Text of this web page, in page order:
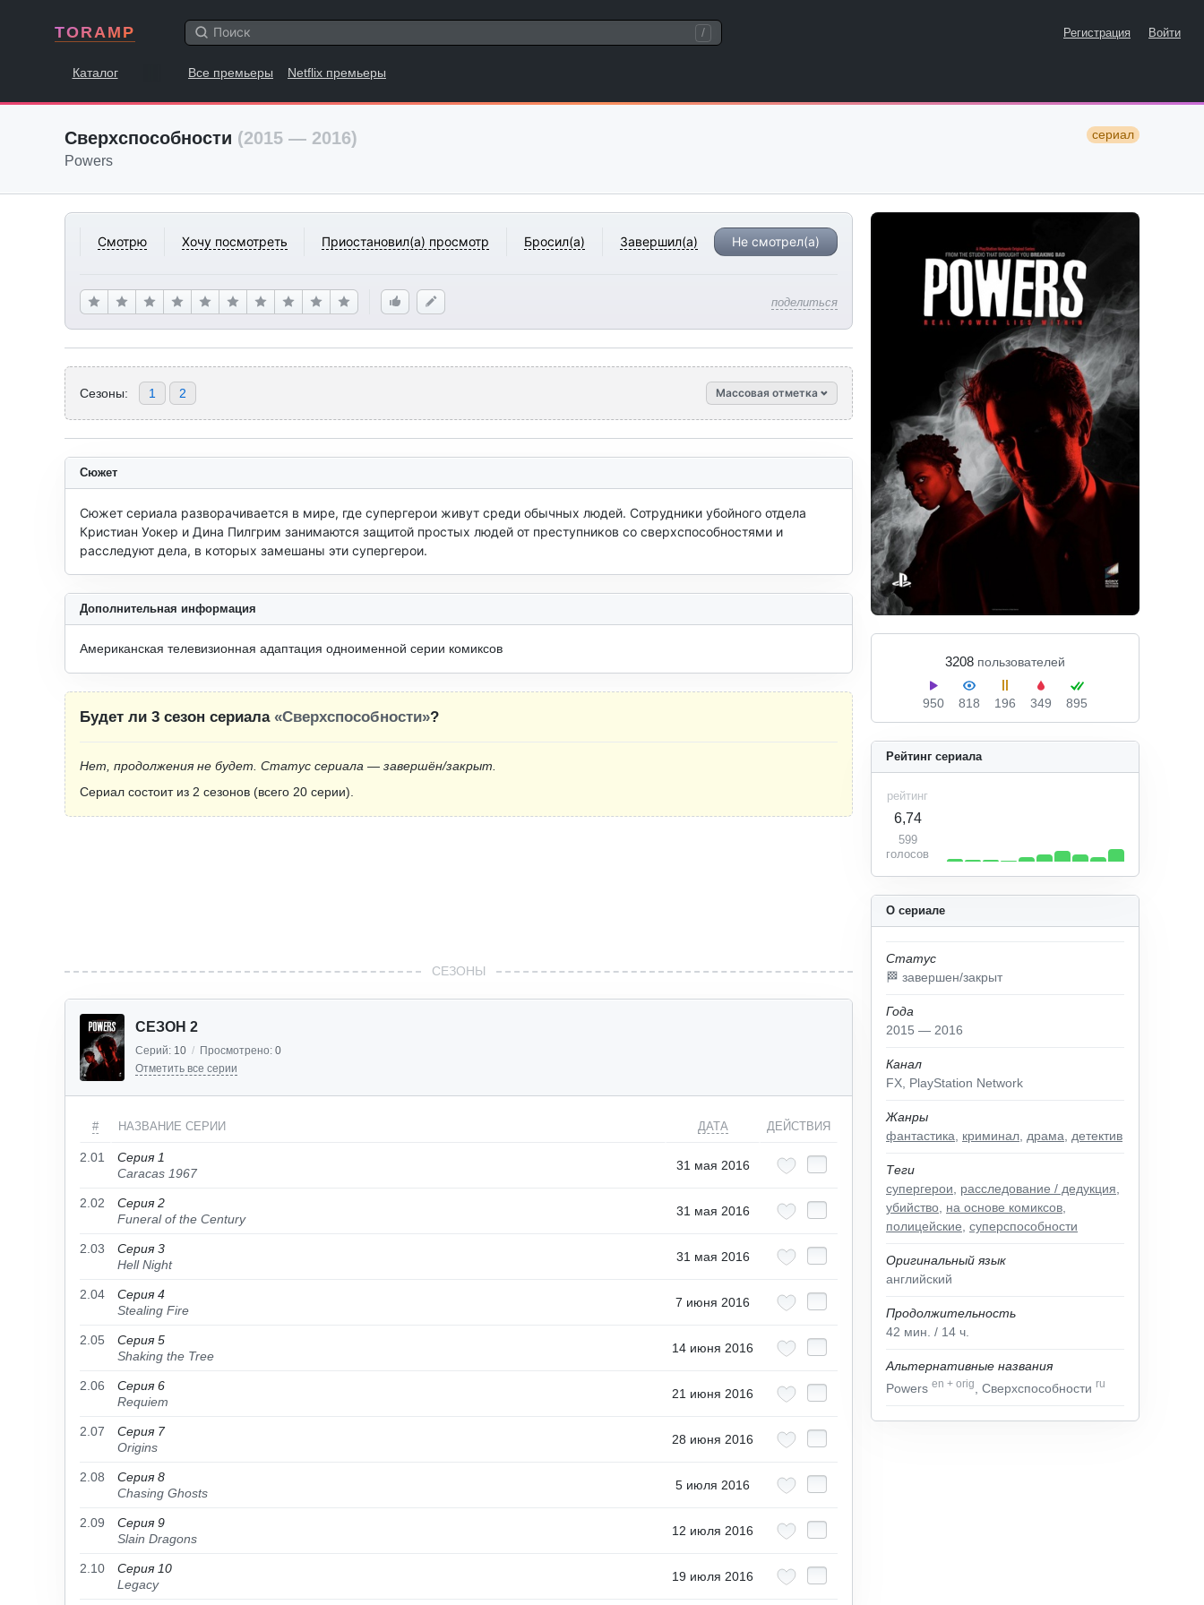
TORAMP / Регистрация Войти
Каталог Все премьеры Netflix премьеры
Сверхспособности (2015 — 2016) сериал
Powers
Смотрю Хочу посмотреть Приостановил(а) просмотр Бросил(а) Завершил(а) Не смотрел(а)
поделиться
3208 пользователей
950 818 196 349 895
Сезоны: 1 2 Массовая отметка
О сериале
Статус
🏁 завершен/закрыт
Года
2015 — 2016
Канал
FX, PlayStation Network
Жанры
фантастика
криминал драма детектив
Теги
супергерои
расследование / дедукция
убийство на основе комиксов
полицейские суперспособности
Оригинальный язык
английский
Продолжительность
42 мин. / 14 ч.
Альтернативные названия
Powers en + orig , Сверхспособности ru
Рейтинг сериала
рейтинг
6,74
599
голосов
Сюжет
Сюжет сериала разворачивается в мире, где супергерои живут среди обычных людей. Сотрудники убойного отдела
Кристиан Уокер и Дина Пилгрим занимаются защитой простых людей от преступников со сверхспособностями и
расследуют дела, в которых замешаны эти супергерои.
Дополнительная информация
Американская телевизионная адаптация одноименной серии комиксов
Будет ли 3 сезон сериала «Сверхспособности»?
Нет, продолжения не будет. Статус сериала — завершён/закрыт.
Сериал состоит из 2 сезонов (всего 20 серии).
СЕЗОНЫ
СЕЗОН 2
Серий: 10 / Просмотрено: 0
Отметить все серии
# НАЗВАНИЕ СЕРИИ ДАТА ДЕЙСТВИЯ
2.01
Серия 1
Caracas 1967
31 мая 2016
2.02
Серия 2
Funeral of the Century
31 мая 2016
2.03
Серия 3
Hell Night
31 мая 2016
2.04
Серия 4
Stealing Fire
7 июня 2016
2.05
Серия 5
Shaking the Tree
14 июня 2016
2.06
Серия 6
Requiem
21 июня 2016
2.07
Серия 7
Origins
28 июня 2016
2.08
Серия 8
Chasing Ghosts
5 июля 2016
2.09
Серия 9
Slain Dragons
12 июля 2016
2.10
Серия 10
Legacy
19 июля 2016